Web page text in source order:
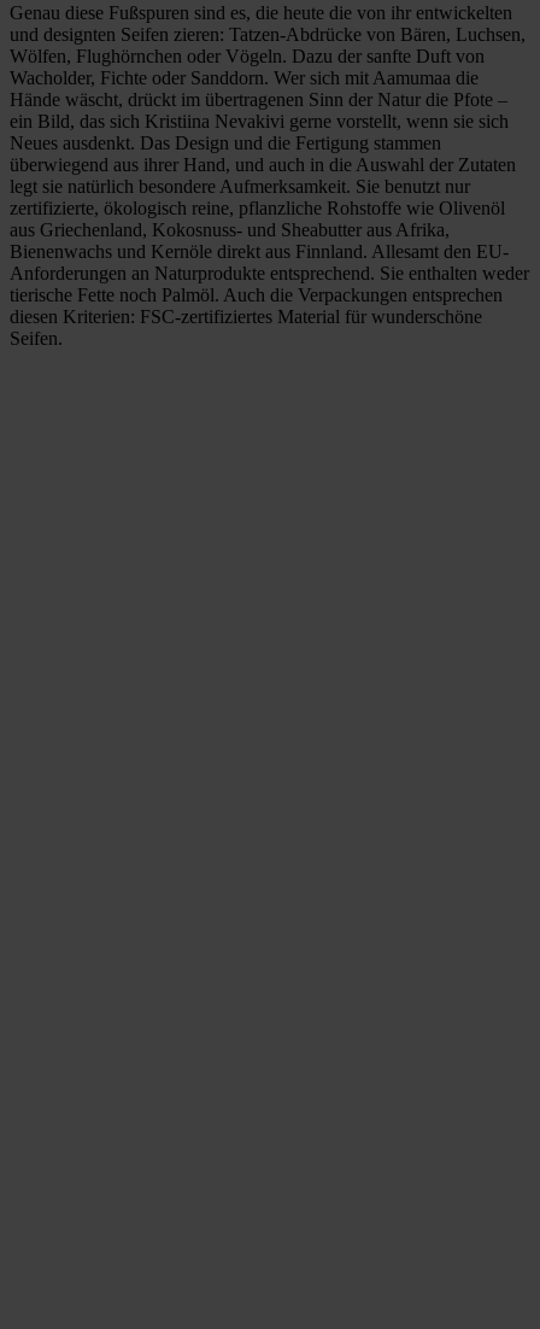
Genau diese Fußspuren sind es, die heute die von ihr entwickelten
und designten Seifen zieren: Tatzen-Abdrücke von Bären, Luchsen,
Wölfen, Flughörnchen oder Vögeln. Dazu der sanfte Duft von
Wacholder, Fichte oder Sanddorn. Wer sich mit Aamumaa die
Hände wäscht, drückt im übertragenen Sinn der Natur die Pfote –
ein Bild, das sich Kristiina Nevakivi gerne vorstellt, wenn sie sich
Neues ausdenkt. Das Design und die Fertigung stammen
überwiegend aus ihrer Hand, und auch in die Auswahl der Zutaten
legt sie natürlich besondere Aufmerksamkeit. Sie benutzt nur
zertifizierte, ökologisch reine, pflanzliche Rohstoffe wie Olivenöl
aus Griechenland, Kokosnuss- und Sheabutter aus Afrika,
Bienenwachs und Kernöle direkt aus Finnland. Allesamt den EU-
Anforderungen an Naturprodukte entsprechend. Sie enthalten weder
tierische Fette noch Palmöl. Auch die Verpackungen entsprechen
diesen Kriterien: FSC-zertifiziertes Material für wunderschöne
Seifen.